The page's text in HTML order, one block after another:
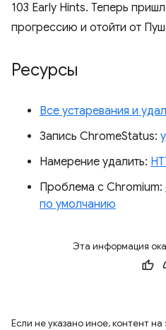
103 Early Hints. Теперь
прогрессию и отойти от
Ресурсы
Все устаревания и
Запись ChromeStatus:
Намерение удалить:
Проблема с Chromium:
по умолчанию
Эта информация
Если не указано иное, контент на